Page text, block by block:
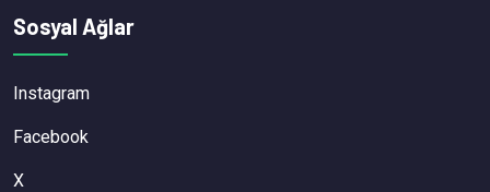
Sosyal Ağlar
Instagram
Facebook
X